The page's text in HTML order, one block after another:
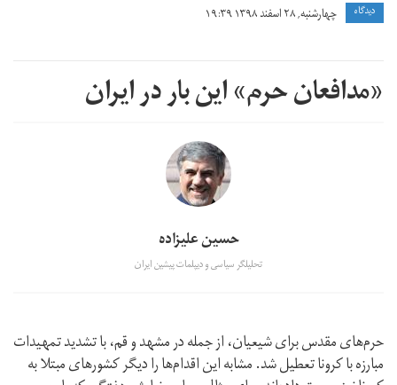
دیدگاه چهارشنبه, ۲۸ اسفند ۱۳۹۸ ۱۹:۳۹
«مدافعان حرم» این بار در ایران
حسین علیزاده
تحلیلگر سیاسی و دیپلمات پیشین ایران
حرم‌های مقدس برای شیعیان، از جمله در مشهد و قم، با تشدید تمهیدات
مبارزه با کرونا تعطیل شد. مشابه این اقدام‌ها را دیگر کشورهای مبتلا به